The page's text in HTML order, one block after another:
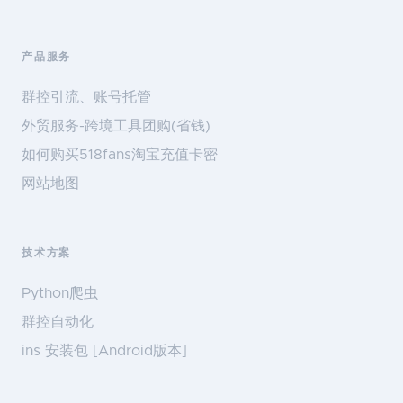
产品服务
群控引流、账号托管
外贸服务-跨境工具团购(省钱)
如何购买518fans淘宝充值卡密
网站地图
技术方案
Python爬虫
群控自动化
ins 安装包 [Android版本]